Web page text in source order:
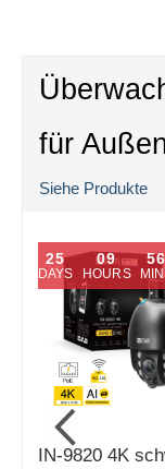
für
Siehe Produkte
IN-9820 4K
25
DAYS
09
HOURS
56